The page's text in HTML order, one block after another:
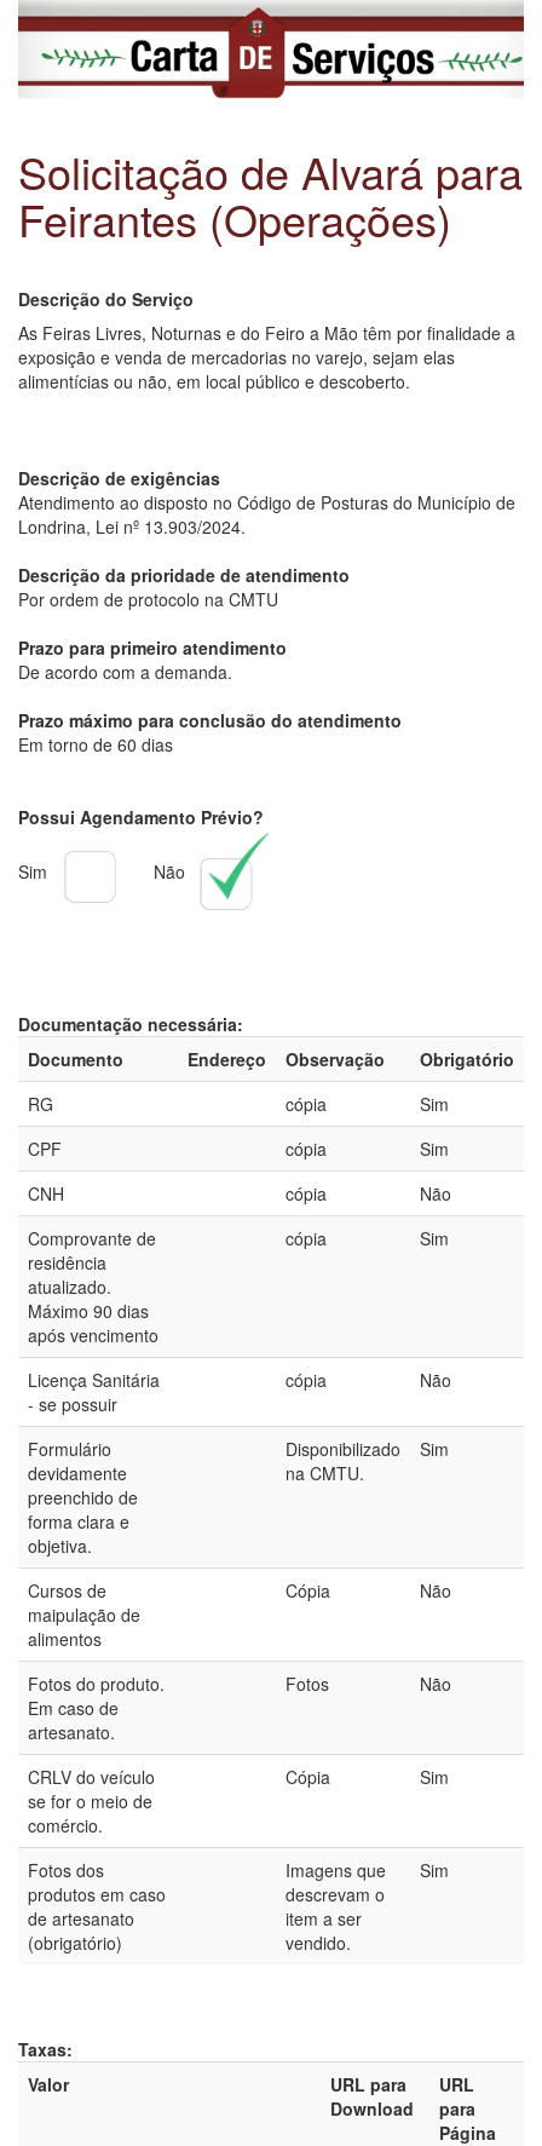
Solicitação de Alvará para
Feirantes (Operações)
Descrição do Serviço
As Feiras Livres, Noturnas e do Feiro a Mão têm por finalidade a
exposição e venda de mercadorias no varejo, sejam elas
alimentícias ou não, em local público e descoberto.
Descrição de exigências
Atendimento ao disposto no Código de Posturas do Município de
Londrina, Lei nº 13.903/2024.
Descrição da prioridade de atendimento
Por ordem de protocolo na CMTU
Prazo para primeiro atendimento
De acordo com a demanda.
Prazo máximo para conclusão do atendimento
Em torno de 60 dias
Possui Agendamento Prévio?
Sim Não
Documentação necessária:
Documento
Endereço Observação
Obrigatório
RG
cópia
Sim
CPF
cópia
Sim
CNH
cópia
Não
Comprovante de
residência
atualizado.
Máximo 90 dias
após vencimento
cópia Sim
Licença Sanitária
- se possuir
cópia Não
Formulário
devidamente
preenchido de
forma clara e
objetiva.
Disponibilizado
na CMTU.
Sim
Cursos de
maipulação de
alimentos
Cópia Não
Fotos do produto.
Em caso de
artesanato.
Fotos Não
CRLV do veículo
se for o meio de
comércio.
Cópia Sim
Fotos dos
produtos em caso
de artesanato
(obrigatório)
Imagens que
descrevam o
item a ser
vendido.
Sim
Taxas:
Valor
URL para
Download
URL
para
Página